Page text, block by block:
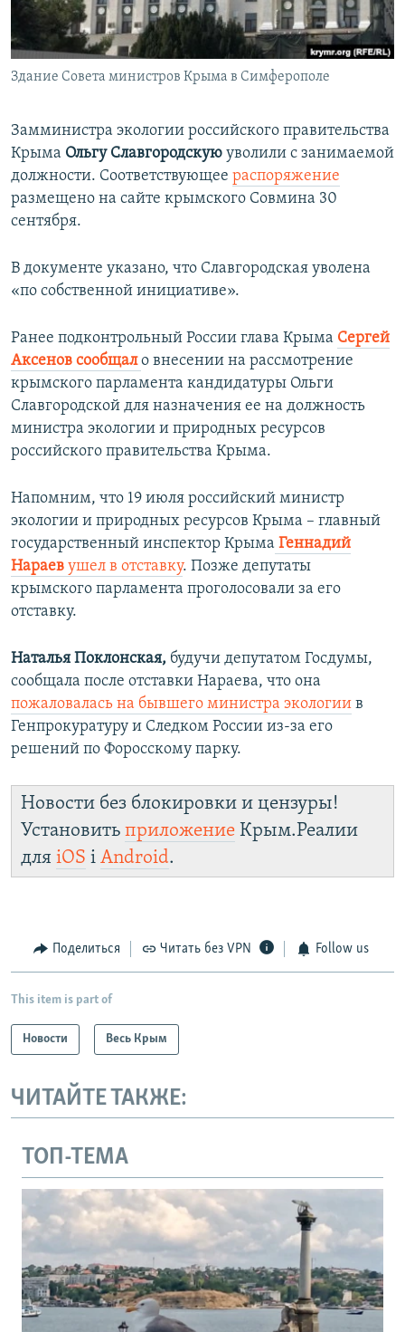
ПОБЕДИТЕЛЕЙ НЕ СУДЯТ?
КРЫМ.НЕПОКОРЕННЫЙ
ELIFBE
ПРИСОЕДИНЯЙТЕСЬ!
Все сайты RFE/RL
Здание Совета министров Крыма в Симферополе
Замминистра экологии российского правительства
Крыма Ольгу Славгородскую уволили с занимаемой
должности. Соответствующее распоряжение
размещено на сайте крымского Совмина 30
сентября.
В документе указано, что Славгородская уволена
«по собственной инициативе».
Ранее подконтрольный России глава Крыма Сергей
Аксенов сообщало внесении на рассмотрение
крымского парламента кандидатуры Ольги
Славгородской для назначения ее на должность
министра экологии и природных ресурсов
российского правительства Крыма.
Напомним, что 19 июля российский министр
экологии и природных ресурсов Крыма – главный
государственный инспектор Крыма Геннадий
Нараев ушел в отставку. Позже депутаты
крымского парламента проголосовали за его
отставку.
Наталья Поклонская, будучи депутатом Госдумы,
сообщала после отставки Нараева, что она
пожаловалась на бывшего министра экологии в
Генпрокуратуру и Следком России из-за его
решений по Форосскому парку.
Новости без блокировки и цензуры!
Установить приложение Крым.Реалии
для iOS і Android.
Поделиться Читать без VPN Follow us
This item is part of
Новости Весь Крым
ЧИТАЙТЕ ТАКЖЕ:
ТОП-ТЕМА